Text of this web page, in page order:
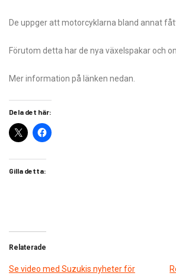
De uppger att motorcyklarna bland annat
Förutom detta har de nya växelspakar och
Mer information på länken nedan.
Dela det här:
Gilla detta:
Relaterade
Se video med Suzukis nyheter för